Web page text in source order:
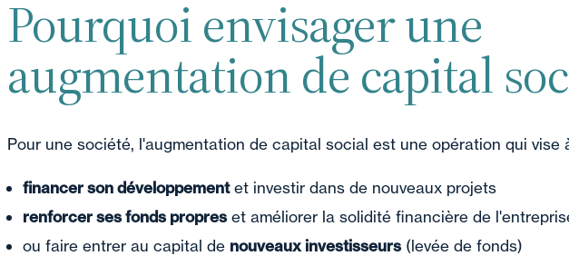
Pourquoi envisager une
augmentation de capital
Pour une société, l'augmentation de capital social est une opération qui vise
financer son développementet investir dans de nouveaux projets
renforcer ses fonds propres et améliorer la solidité financière de
ou faire entrer au capital de nouveaux investisseurs (levée de fonds)